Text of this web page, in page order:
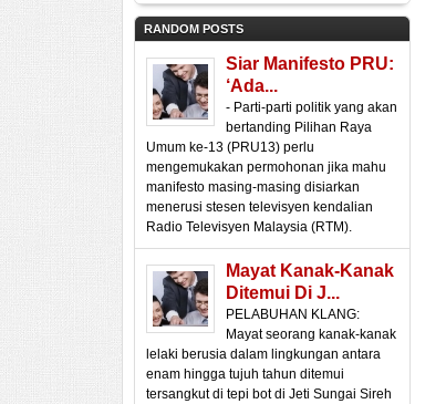
RANDOM POSTS
Siar Manifesto PRU:
‘Ada...
- Parti-parti politik yang akan
bertanding Pilihan Raya
Umum ke-13 (PRU13) perlu
mengemukakan permohonan jika mahu
manifesto masing-masing disiarkan
menerusi stesen televisyen kendalian
Radio Televisyen Malaysia (RTM).
Mayat Kanak-Kanak
Ditemui Di J...
PELABUHAN KLANG:
Mayat seorang kanak-kanak
lelaki berusia dalam lingkungan antara
enam hingga tujuh tahun ditemui
tersangkut di tepi bot di Jeti Sungai Sireh